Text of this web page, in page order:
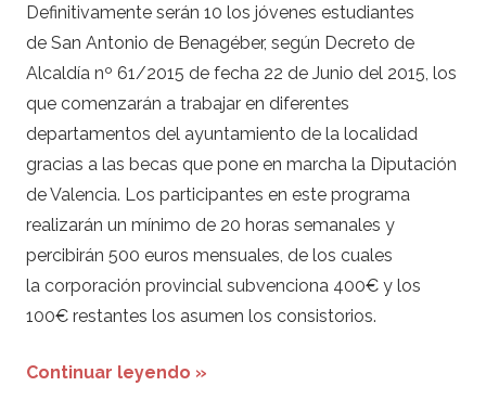
Definitivamente serán 10 los jóvenes estudiantes
de San Antonio de Benagéber, según Decreto de
Alcaldía nº 61/2015 de fecha 22 de Junio del 2015, los
que comenzarán a trabajar en diferentes
departamentos del ayuntamiento de la localidad
gracias a las becas que pone en marcha la Diputación
de Valencia. Los participantes en este programa
realizarán un mínimo de 20 horas semanales y
percibirán 500 euros mensuales, de los cuales
la corporación provincial subvenciona 400€ y los
100€ restantes los asumen los consistorios.
Continuar leyendo »